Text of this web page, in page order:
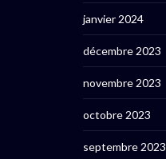
janvier 2024
décembre 2023
novembre 2023
octobre 2023
septembre 2023